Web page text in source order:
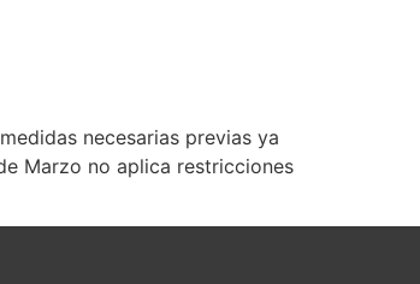
necesarias previas ya
Marzo no aplica restricciones